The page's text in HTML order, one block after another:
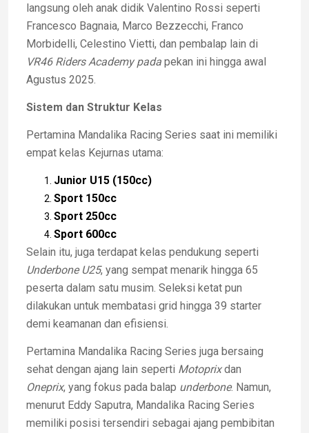
langsung oleh anak didik Valentino Rossi seperti
Francesco Bagnaia, Marco Bezzecchi, Franco
Morbidelli, Celestino Vietti, dan pembalap lain di
VR46 Riders Academy pada pekan ini hingga awal
Agustus 2025.
Sistem dan Struktur Kelas
Pertamina Mandalika Racing Series saat ini memiliki
empat kelas Kejurnas utama:
Junior U15 (150cc)
Sport 150cc
Sport 250cc
Sport 600cc
Selain itu, juga terdapat kelas pendukung seperti
Underbone U25, yang sempat menarik hingga 65
peserta dalam satu musim. Seleksi ketat pun
dilakukan untuk membatasi grid hingga 39 starter
demi keamanan dan efisiensi.
Pertamina Mandalika Racing Series juga bersaing
sehat dengan ajang lain seperti Motoprixdan
Oneprix, yang fokus pada balap underbone. Namun,
menurut Eddy Saputra, Mandalika Racing Series
memiliki posisi tersendiri sebagai ajang pembibitan